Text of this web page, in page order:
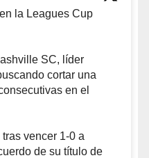
la Leagues Cup
SC, líder
cortar una
en el
vencer 1-0 a
de su título de